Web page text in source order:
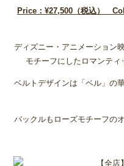
Price ：¥27,500 （税込）
ディズニー・アニメーション
モチーフにしたロマンティ
ベルトデザインは「ベル」の
バックルもローズモチーフの